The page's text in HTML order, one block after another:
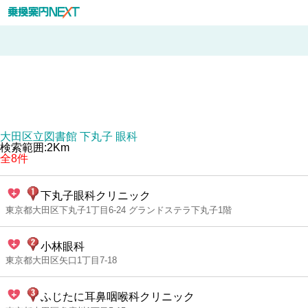
大田区立図書館 下丸子 眼科
検索範囲:2Km
全8件
下丸子眼科クリニック
東京都大田区下丸子1丁目6-24 グランドステラ下丸子1階
小林眼科
東京都大田区矢口1丁目7-18
ふじたに耳鼻咽喉科クリニック